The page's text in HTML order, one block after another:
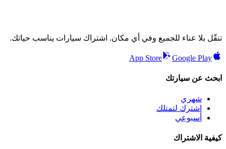
تنقّل بلا عناء للجميع وفي أي مكان. اشتراك سيارات يناسب حياتك.
App Store Google Play
ابحث عن سيارتك
شهري
اشترك لتمتلك
أسبوعي
كيفية الاشتراك